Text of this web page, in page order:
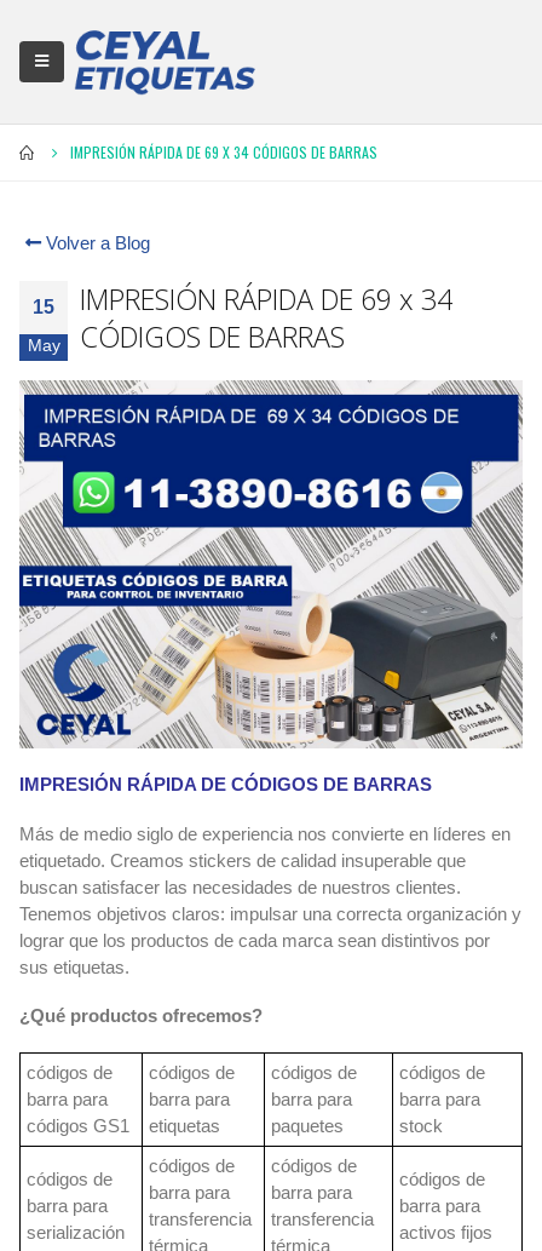
IMPRESIÓN RÁPIDA DE 69 X 34 CÓDIGOS DE BARRAS
Volver a Blog
15
May
IMPRESIÓN RÁPIDA DE 69 x 34
CÓDIGOS DE BARRAS
IMPRESIÓN RÁPIDA DE CÓDIGOS DE BARRAS
Más de medio siglo de experiencia nos convierte en líderes en
etiquetado. Creamos stickers de calidad insuperable que
buscan satisfacer las necesidades de nuestros clientes.
Tenemos objetivos claros: impulsar una correcta organización y
lograr que los productos de cada marca sean distintivos por
sus etiquetas.
¿Qué productos ofrecemos?
códigos de
barra para
códigos GS1
códigos de
barra para
etiquetas
códigos de
barra para
paquetes
códigos de
barra para
stock
códigos de
barra para
serialización
códigos de
barra para
transferencia
térmica
códigos de
barra para
transferencia
térmica
códigos de
barra para
activos fijos